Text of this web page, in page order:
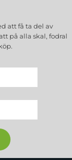
att få ta del av
på alla skal, fodral